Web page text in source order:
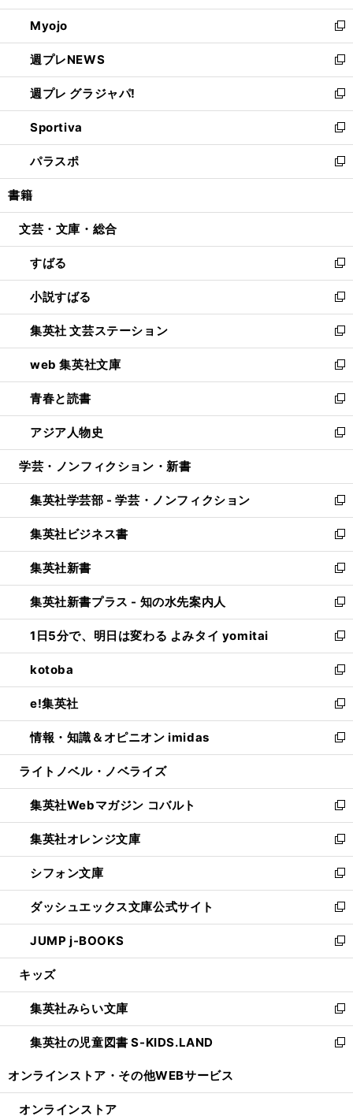
開
く
ウ
で
開
く
ン
ド
ウ
で
開
く
ウ
ィ
ン
ド
ウ
で
開
く
Myojo
新
し
い
ウ
ィ
ン
ド
ウ
で
開
週プレNEWS
新
し
い
ウ
ィ
ン
ド
ウ
開
週プレ グラジャパ!
新
し
い
ウ
ィ
ン
ウ
開
く
Sportiva
新
し
い
ウ
ン
ウ
で
開
く
パラスポ
新
し
ウ
ン
ド
ウ
で
開
く
書籍
文芸・文庫・総合
すばる
新
し
い
ウ
ィ
ン
ド
ウ
で
開
く
小説すばる
新
し
い
ウ
ィ
ン
ド
ウ
で
開
集英社 文芸ステーション
新
し
い
ウ
ィ
ン
ド
ウ
開
く
web 集英社文庫
新
し
い
ウ
ィ
ン
ウ
で
開
く
青春と読書
新
し
い
ウ
ン
ド
ウ
で
開
く
アジア人物史
新
し
ウ
ィ
ン
ド
ウ
で
開
く
学芸・ノンフィクション・新書
集英社学芸部 - 学芸・ノンフィクション
新
し
い
ウ
ィ
ン
ド
ウ
で
開
く
集英社ビジネス書
新
し
い
ウ
ィ
ン
ド
ウ
で
開
く
集英社新書
新
し
い
ウ
ィ
ン
ド
ウ
で
開
く
集英社新書プラス - 知の水先案内人
新
し
い
ウ
ィ
ン
ド
ウ
で
開
1日5分で、明日は変わる よみタイ yomitai
新
し
い
ウ
ィ
ン
ド
ウ
開
く
kotoba
新
し
い
ウ
ィ
ン
ウ
で
開
く
e!集英社
新
し
い
ウ
ン
ド
ウ
で
開
く
情報・知識＆オピニオン imidas
新
し
ウ
ィ
ン
ド
ウ
で
開
く
ライトノベル・ノベライズ
集英社Webマガジン コバルト
新
し
い
ウ
ィ
ン
ド
ウ
で
開
集英社オレンジ文庫
新
し
い
ウ
ィ
ン
ド
ウ
開
く
シフォン文庫
新
し
い
ウ
ィ
ン
ウ
で
開
く
ダッシュエックス文庫公式サイト
新
し
い
ウ
ン
ド
ウ
で
JUMP j-BOOKS
新
し
ウ
ィ
ン
ド
開
キッズ
集英社みらい文庫
新
し
い
ン
集英社の児童図書 S-KIDS.LAND
新
ウ
オンラインストア・ その他WEBサービス
オンラインストア